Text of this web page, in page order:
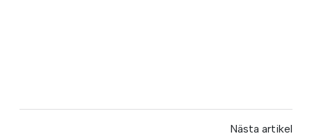
Nästa artikel